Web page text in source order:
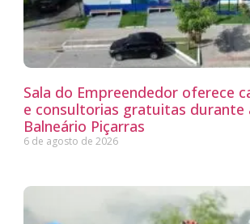
Sala do Empreendedor oferece
e consultorias gratuitas durante
Balneário Piçarras
6 de agosto de 2026